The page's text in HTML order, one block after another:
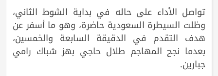
تواصل الأداء على حاله في بداية الشوط الثاني،
وظلت السيطرة السعودية حاضرة، وهو ما أسفر عن
هدف التقدم في الدقيقة السابعة والخمسين،
بعدما نجح المهاجم طلال حاجي بهز شباك رامي
جبارين.